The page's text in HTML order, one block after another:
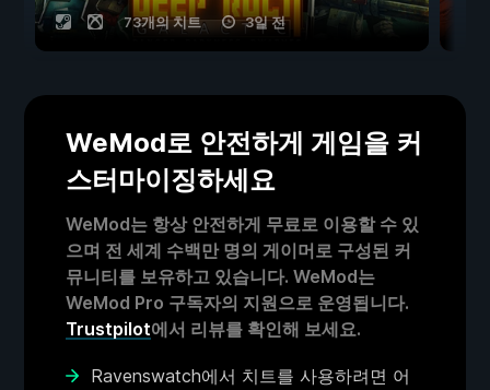
73개의 치트 3일 전
WeMod로 안전하게 게임을 커
스터마이징하세요
WeMod는 항상 안전하게 무료로 이용할 수 있
으며 전 세계 수백만 명의 게이머로 구성된 커
뮤니티를 보유하고 있습니다. WeMod는
WeMod Pro 구독자의 지원으로 운영됩니다.
Trustpilot에서 리뷰를 확인해 보세요.
Ravenswatch에서 치트를 사용하려면 어